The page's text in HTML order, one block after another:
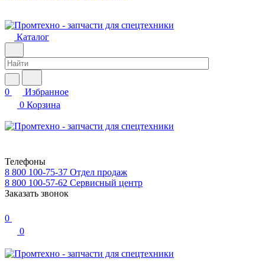
Каталог
0
Избранное
0 Корзина
Телефоны
8 800 100-75-37 Отдел продаж
8 800 100-57-62 Сервисный центр
Заказать звонок
0
0